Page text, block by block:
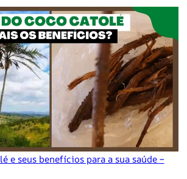
e seus benefícios para a sua saúde –